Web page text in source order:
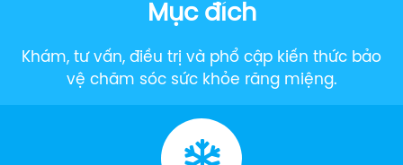
Mục đích
Khám, tư vấn, điều trị và phổ cập kiến thức bảo
vệ chăm sóc sức khỏe răng miệng.